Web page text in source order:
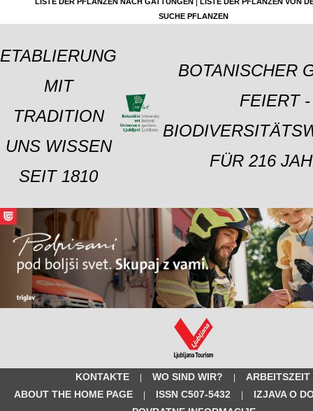
SUCHE PFLANZEN
ETABLIERUNG
MIT
TRADITION
UNS WISSEN
SEIT 1810
BOTANISCHER
FEIERT -
FÜR 216
KONTAKTE WO SIND WIR?
ARBEITSZEIT
ABOUT THE HOME PAGE
ISSN C507-5432
IZJAVA O